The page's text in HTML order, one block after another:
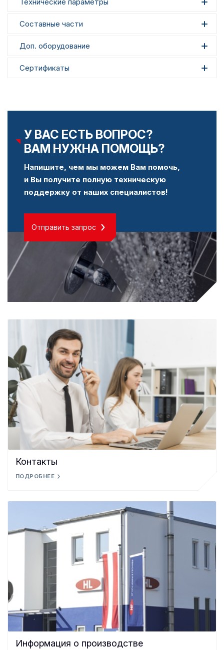
Составные части
Доп. оборудование
Сертификаты
У ВАС ЕСТЬ ВОПРОС?
ВАМ НУЖНА ПОМОЩЬ?
Напишите, чем мы можем Вам помочь,
и Вы получите полную техническую
поддержку от наших специалистов!
Отправить запрос
Контакты
ПОДРОБНЕЕ
Информация о производстве